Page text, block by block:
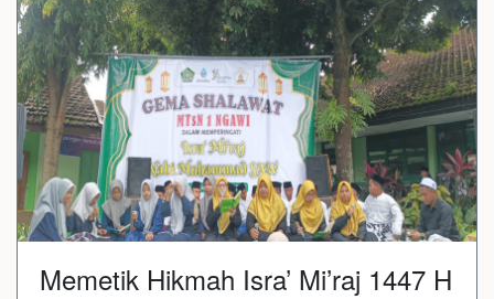
Memetik Hikmah Isra’ Mi’raj 1447 H